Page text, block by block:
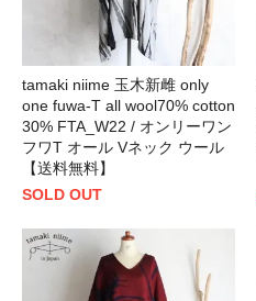
tamaki niime 玉木新雌 only
one fuwa-T all wool70% cotton
30% FTA_W22 / オンリーワン
フワT オール Vネック ウール
【送料無料】
SOLD OUT